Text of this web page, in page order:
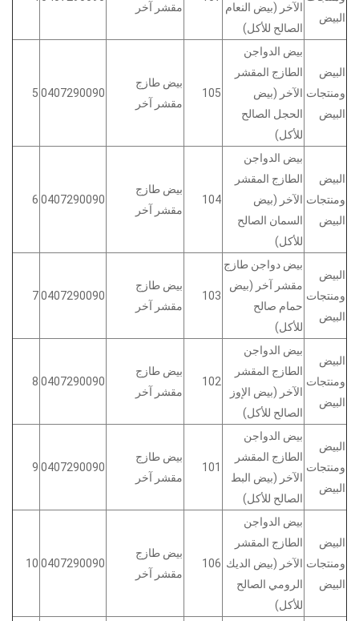
مقشر آخر
الآخر (بيض النعام
الصالح للأكل)
البيض
5 0407290090
بيض طازج
مقشر آخر
105
بيض الدواجن
الطازج المقشر
الآخر (بيض
الحجل الصالح
للأكل)
البيض
ومنتجات
البيض
6 0407290090
بيض طازج
مقشر آخر
104
بيض الدواجن
الطازج المقشر
الآخر (بيض
السمان الصالح
للأكل)
البيض
ومنتجات
البيض
70407290090
بيض طازج
مقشر آخر
103
بيض دواجن طازج
مقشر آخر (بيض
حمام صالح
للأكل)
البيض
ومنتجات
البيض
8 0407290090
بيض طازج
مقشر آخر
102
بيض الدواجن
الطازج المقشر
الآخر (بيض الإوز
الصالح للأكل)
البيض
ومنتجات
البيض
9 0407290090
بيض طازج
مقشر آخر
101
بيض الدواجن
الطازج المقشر
الآخر (بيض البط
الصالح للأكل)
البيض
ومنتجات
البيض
10 0407290090
بيض طازج
مقشر آخر
106
بيض الدواجن
الطازج المقشر
الآخر (بيض الديك
الرومي الصالح
للأكل)
البيض
ومنتجات
البيض